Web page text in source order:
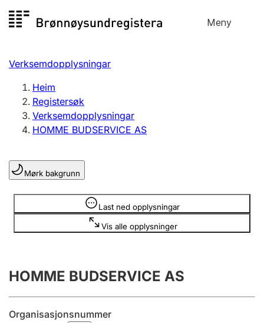
til
Meny
Registersøk
Aksjeselskap
Enkeltpersonføretak
Registrere, endre, slette
Lag og foreining
Registrere, endre, slette
Årsrekneskap
Innsending og forseinkingsgebyr
Verksemdopplysningar
Heim
Registersøk
Verksemdopplysningar
HOMME BUDSERVICE AS
Mørk bakgrunn
Last ned opplysningar
Vis alle opplysninger
Opplysninger er skjult
HOMME BUDSERVICE AS
Organisasjonsnummer